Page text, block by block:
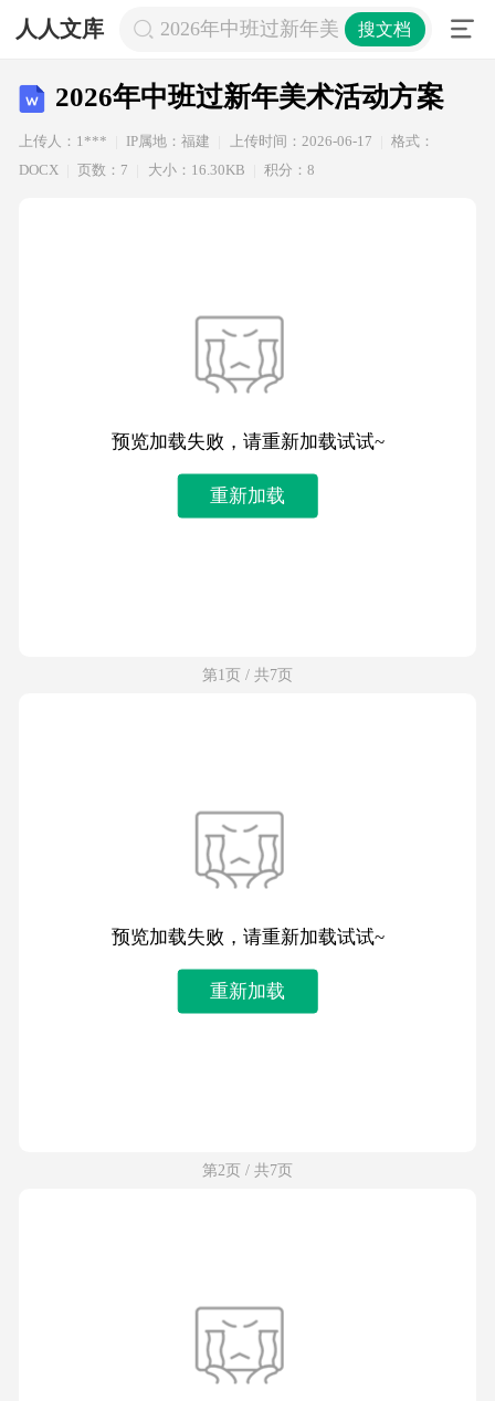
人人文库 2026年中班过新年美术活动方案
搜文档
2026年中班过新年美术活动方案
上传人：1*** IP属地：福建 上传时间：2026-06-17
格式：
DOCX
页数：7 大小：16.30KB 积分：8
预览加载失败，请重新加载试试~
重新加载
第1页 / 共7页
预览加载失败，请重新加载试试~
重新加载
第2页 / 共7页